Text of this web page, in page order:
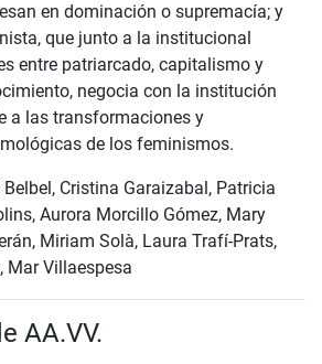
en dominación o supremacía; y
que junto a la institucional
entre patriarcado, capitalismo y
negocia con la institución
a las transformaciones y
de los feminismos.
Cristina Garaizabal, Patricia
Aurora Morcillo Gómez, Mary
Miriam Solà, Laura Trafí-Prats,
Mar Villaespesa
AA.VV.